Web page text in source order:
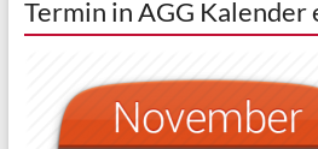
Termin in AGG Kalender